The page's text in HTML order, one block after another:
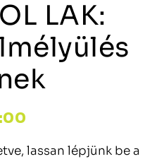
LAK:
lassan lépjünk be a